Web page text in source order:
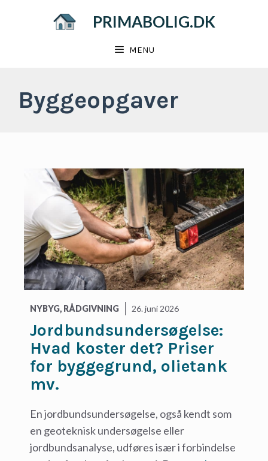
PRIMABOLIG.DK
MENU
Byggeopgaver
NYBYG, RÅDGIVNING 26. juni 2026
Jordbundsundersøgelse:
Hvad koster det? Priser
for byggegrund, olietank
mv.
En jordbundsundersøgelse, også kendt som
en geoteknisk undersøgelse eller
jordbundsanalyse, udføres især i forbindelse